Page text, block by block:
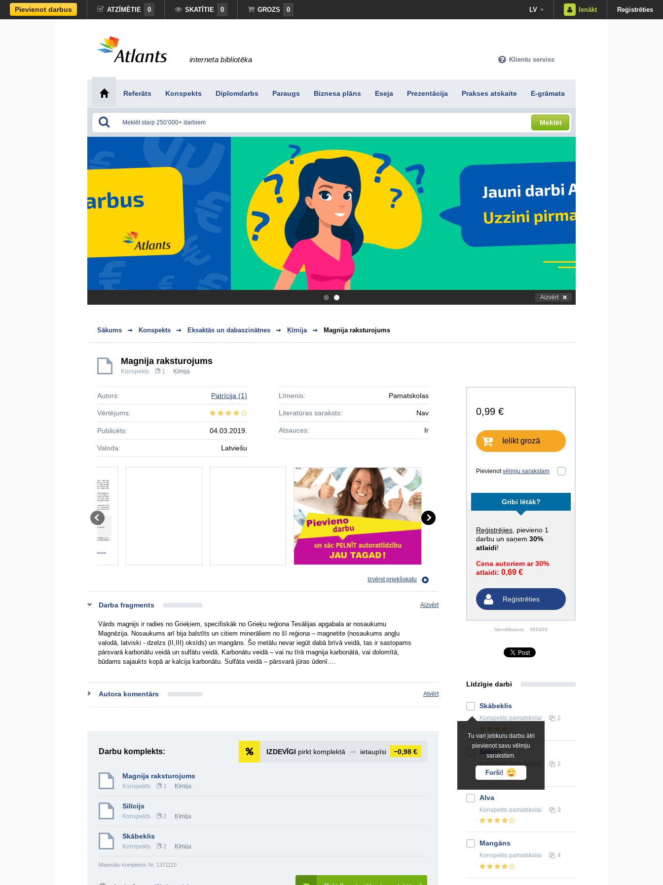
Pievienot darbus ATZĪMĒTIE 0 SKATĪTIE 0 GROZS 0 LV Ienākt Reģistrēties
interneta bibliotēka Klientu serviss
Referāts Konspekts Diplomdarbs Paraugs Biznesa plāns Eseja Prezentācija Prakses atskaite E-grāmata
Meklēt
. Aizvērt
Sākums Konspekts Eksaktās un dabaszinātnes Ķīmija Magnija raksturojums
Magnija raksturojums
Konspekts 1 Ķīmija
0,99 €
Ielikt grozā
Pievienotvēlmju sarakstam
Gribi lētāk?
Reģistrējies , pievieno 1
darbu un saņem 30%
atlaidi!
Cena autoriem ar 30%
atlaidi: 0,69 €
Reģistrēties
Identifikators: 366409
Autors: Patrīcija (1)
Vērtējums:
Publicēts: 04.03.2019.
Valoda: Latviešu
Līmenis: Pamatskolas
Literatūras saraksts: Nav
Atsauces: Ir
Izvērst priekšskatu
Darba fragments Aizvērt
Vārds magnijs ir radies no Grieķiem, specifiskāk no Grieķu reģiona Tesālijas apgabala ar nosaukumu
Magnēzija. Nosaukums arī bija balstīts un citiem minerāliem no šī reģiona – magnetite (nosaukums angļu
valodā, latviski - dzelzs (II,III) oksīds) un mangāns. Šo metālu nevar iegūt dabā brīvā veidā, tas ir sastopams
pārsvarā karbonātu veidā un sulfātu veidā. Karbonātu veidā – vai nu tīrā magnija karbonātā, vai dolomītā,
būdams sajaukts kopā ar kalcija karbonātu. Sulfāta veidā – pārsvarā jūras ūdenī.…
Autora komentārs Atvērt
Darbu komplekts: IZDEVĪGI pirkt komplektā ➞ ietaupīsi −0,98 €
Magnija raksturojums
Konspekts 1 Ķīmija
Silīcijs
Konspekts 2 Ķīmija
Skābeklis
Konspekts 2 Ķīmija
Materiālu komplekts Nr. 1371120
Līdzīgie darbi
Tu vari jebkuru darbu ātri
pievienot savu vēlmju
sarakstam.
Forši!
Skābeklis
Konspekts pamatskolai 2
Silīcijs
Konspektspamatskolai 2
Alva
Konspekts pamatskolai 3
Mangāns
Konspekts pamatskolai 4